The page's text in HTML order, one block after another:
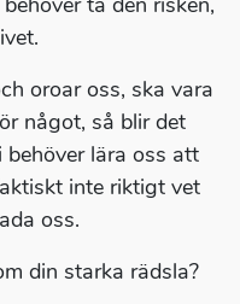
oroar oss, ska vara
något, så blir det
lära oss att
inte riktigt vet
oss.
din starka rädsla?